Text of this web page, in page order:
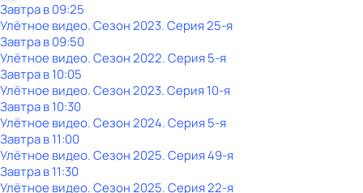
Завтра в 09:25
Улётное видео. Сезон 2023. Серия 25-я
Завтра в 09:50
Улётное видео. Сезон 2022. Серия 5-я
Завтра в 10:05
Улётное видео. Сезон 2023. Серия 10-я
Завтра в 10:30
Улётное видео. Сезон 2024. Серия 5-я
Завтра в 11:00
Улётное видео. Сезон 2025. Серия 49-я
Завтра в 11:30
Улётное видео. Сезон 2025. Серия 22-я